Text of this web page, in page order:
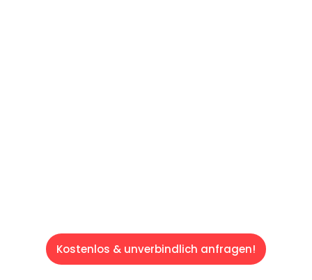
Kostenlos & unverbindlich anfragen!